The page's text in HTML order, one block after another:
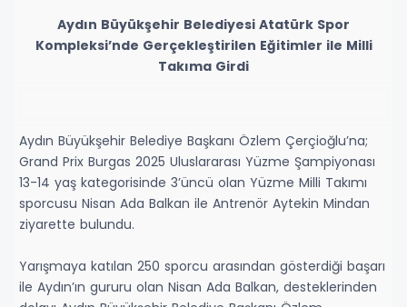
Aydın Büyükşehir Belediyesi Atatürk Spor
Kompleksi’nde Gerçekleştirilen Eğitimler ile Milli
Takıma Girdi
Aydın Büyükşehir Belediye Başkanı Özlem Çerçioğlu’na;
Grand Prix Burgas 2025 Uluslararası Yüzme Şampiyonası
13-14 yaş kategorisinde 3’üncü olan Yüzme Milli Takımı
sporcusu Nisan Ada Balkan ile Antrenör Aytekin Mindan
ziyarette bulundu.
Yarışmaya katılan 250 sporcu arasından gösterdiği başarı
ile Aydın’ın gururu olan Nisan Ada Balkan, desteklerinden